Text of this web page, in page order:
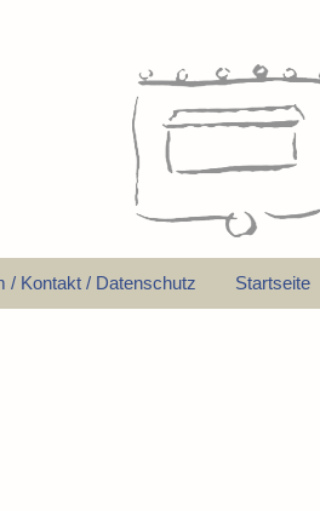
/ Kontakt / Datenschutz Startseite